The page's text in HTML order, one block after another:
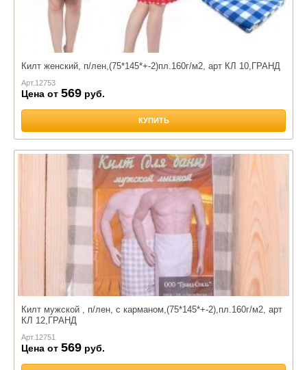
Килт женский, п/лен,(75*145*+-2)пл.160г/м2, арт КЛ 10,ГРАНД
Арт. 12753
Цена от 569 руб.
КУПИТЬ
Килт мужской , п/лен, с карманом,(75*145*+-2),пл.160г/м2, арт
КЛ 12,ГРАНД
Арт. 12751
Цена от 569 руб.